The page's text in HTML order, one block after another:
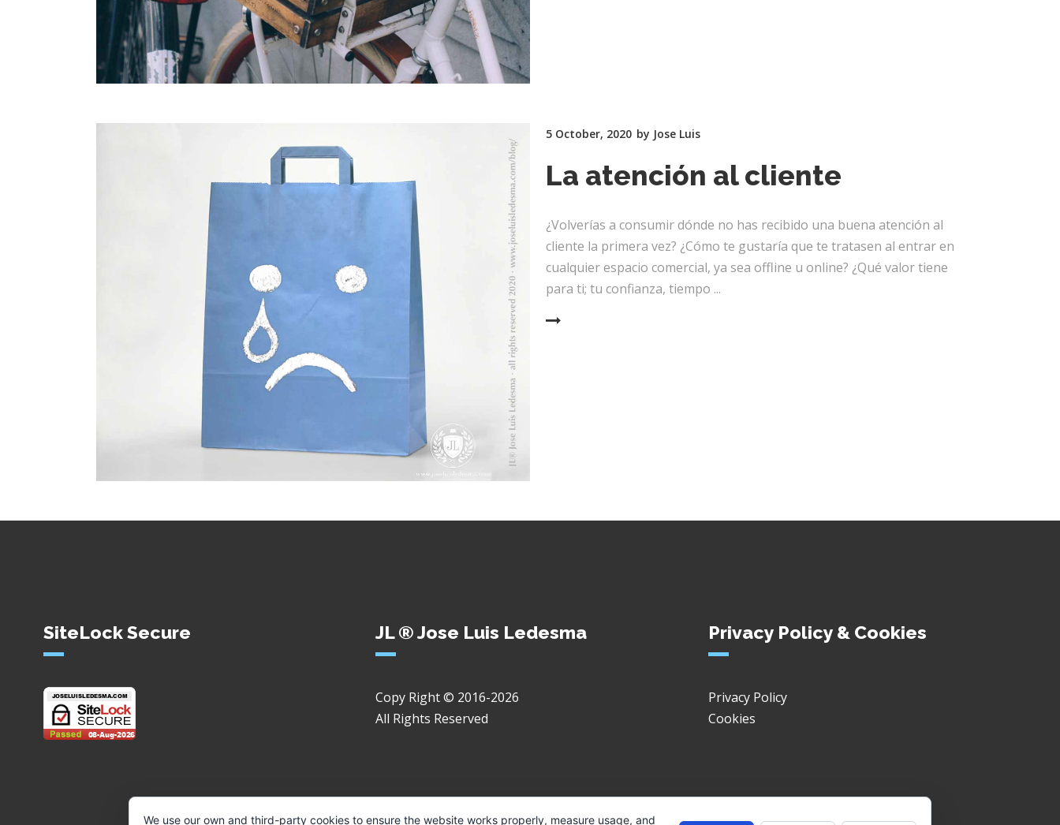
5 October, 2020 by Jose Luis
La atención al cliente
¿Volverías a consumir dónde no has recibido una buena atención al
cliente la primera vez? ¿Cómo te gustaría que te tratasen al entrar en
cualquier espacio comercial, ya sea offline u online? ¿Qué valor tiene
para ti; tu confianza, tiempo
READ MORE
SiteLock Secure JL ® Jose Luis Ledesma
Copy Right © 2016-2026
All Rights Reserved
Privacy Policy & Cookies
Privacy Policy
Cookies
We use our own and third-party cookies to ensure the website works properly, measure usage, and